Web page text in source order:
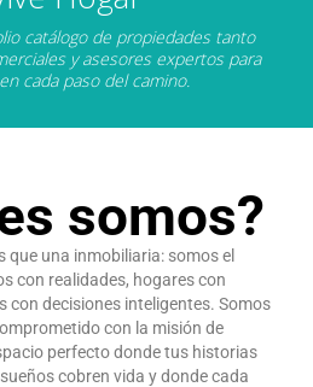
catálogo de propiedades tanto
y asesores expertos para
cada paso del camino.
somos?
que una inmobiliaria: somos el
con realidades, hogares con
con decisiones inteligentes. Somos
con la misión de
perfecto donde tus historias
cobren vida y donde cada